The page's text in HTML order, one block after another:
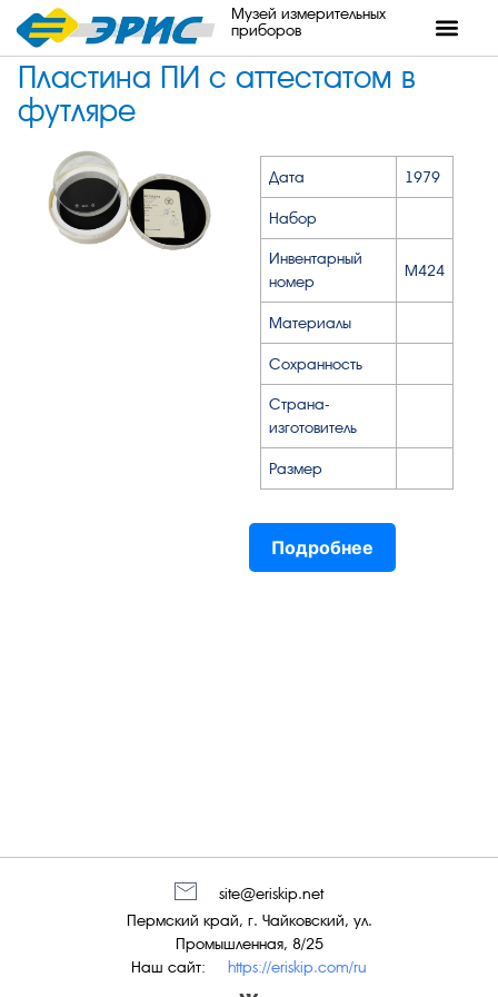
Музей измерительных
приборов
Пластина ПИ с аттестатом в
футляре
Дата 1979
Набор
Инвентарный
номер
М424
Материалы
Сохранность
Страна-
изготовитель
Размер
Подробнее
Наш сайт: https://eriskip.com/ru
Пермский край, г. Чайковский, ул.
Промышленная, 8/25
site@eriskip.net